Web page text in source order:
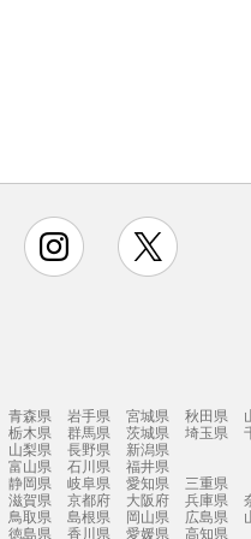
instagram
青森県 岩手県 宮城県 秋田県
栃木県 群馬県 茨城県 埼玉県
山梨県 長野県
新潟県
富山県 石川県
福井県
静岡県 岐阜県 愛知県
三重県
滋賀県 京都府 大阪府 兵庫県
鳥取県 島根県 岡山県 広島県
徳島県 香川県 愛媛県 高知県